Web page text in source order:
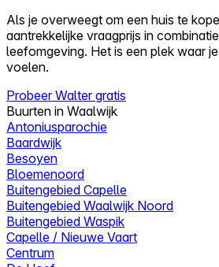
Als je overweegt om een huis te
aantrekkelijke vraagprijs in
leefomgeving. Het is een plek waar
voelen.
Probeer Walter gratis
Buurten in Waalwijk
Antoniusparochie
Baardwijk
Besoyen
Bloemenoord
Buitengebied Capelle
Buitengebied Waalwijk Noord
Buitengebied Waspik
Capelle / Nieuwe Vaart
Centrum